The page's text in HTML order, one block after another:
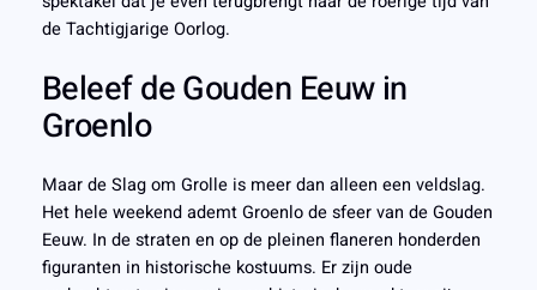
de Tachtigjarige Oorlog.
Beleef de Gouden Eeuw in
Groenlo
Maar de Slag om Grolle is meer dan alleen een veldslag.
Het hele weekend ademt Groenlo de sfeer van de Gouden
Eeuw. In de straten en op de pleinen flaneren honderden
figuranten in historische kostuums. Er zijn oude